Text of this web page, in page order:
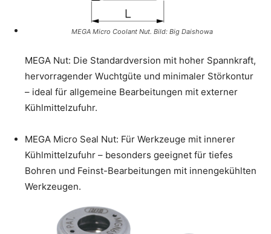
MEGA Micro Coolant Nut. Bild: Big Daishowa
MEGA Nut: Die Standardversion mit hoher Spannkraft,
hervorragender Wuchtgüte und minimaler Störkontur
– ideal für allgemeine Bearbeitungen mit externer
Kühlmittelzufuhr.
MEGA Micro Seal Nut: Für Werkzeuge mit innerer
Kühlmittelzufuhr – besonders geeignet für tiefes
Bohren und Feinst-Bearbeitungen mit innengekühlten
Werkzeugen.